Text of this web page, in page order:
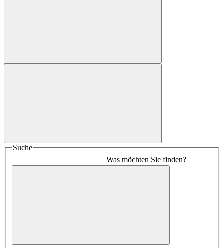
Suche
Was möchten Sie finden?